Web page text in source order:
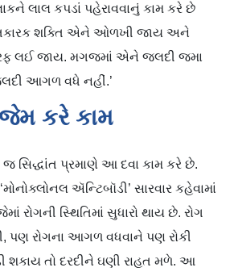
લાલ કપડાં પહેરાવવાનું કામ કરે છે
શક્તિ એને ઓળખી જાય અને
લઈ જાય. મગજમાં એને જલદી જમા
આગળ વધે નહીં.’
કરે કામ
સિદ્ધાંત પ્રમાણે આ દવા કામ કરે છે.
ઍન્ટિબૉડી’ સારવાર કહેવામાં
સ્થિતિમાં સુધારો થાય છે. રોગ
પણ રોગના આગળ વધવાને પણ રોકી
શકાય તો દરદીને ઘણી રાહત મળે. આ